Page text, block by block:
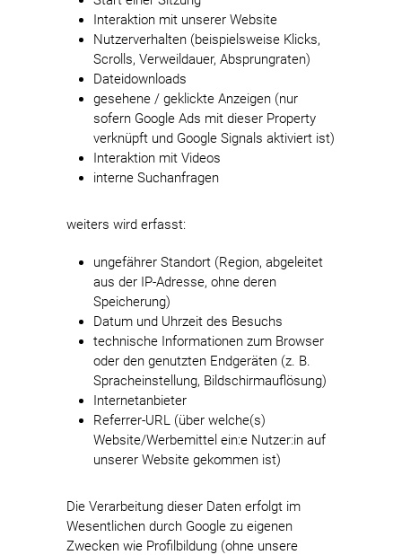
Interaktion mit unserer Website
Nutzerverhalten (beispielsweise Klicks,
Scrolls, Verweildauer, Absprungraten)
Dateidownloads
gesehene / geklickte Anzeigen (nur
sofern Google Ads mit dieser Property
verknüpft und Google Signals aktiviert ist)
Interaktion mit Videos
interne Suchanfragen
weiters wird erfasst:
ungefährer Standort (Region, abgeleitet
aus der IP-Adresse, ohne deren
Speicherung)
Datum und Uhrzeit des Besuchs
technische Informationen zum Browser
oder den genutzten Endgeräten (z. B.
Spracheinstellung, Bildschirmauflösung)
Internetanbieter
Referrer-URL (über welche(s)
Website/Werbemittel ein:e Nutzer:in auf
unserer Website gekommen ist)
Die Verarbeitung dieser Daten erfolgt im
Wesentlichen durch Google zu eigenen
Zwecken wie Profilbildung (ohne unsere